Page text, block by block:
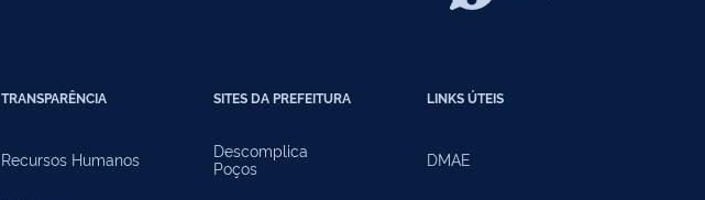
TRANSPARÊNCIA
Recursos Humanos
SITES DA PREFEITURA
Descomplica
Poços
LINKS ÚTEIS
DMAE